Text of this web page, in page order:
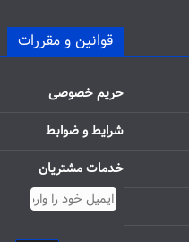
قوانین و مقررات
حریم خصوصی
شرایط و ضوابط
خدمات مشتریان